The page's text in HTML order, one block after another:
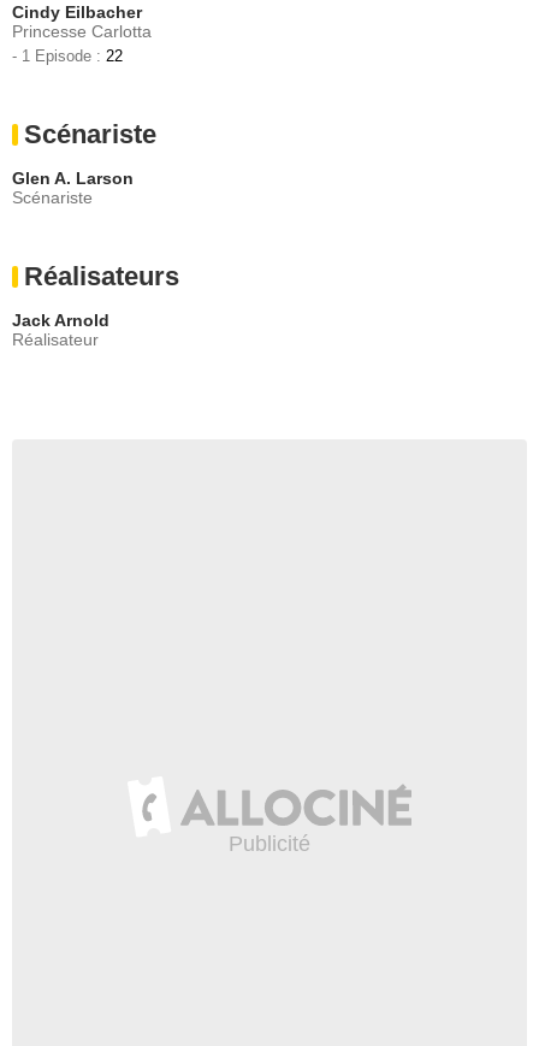
Cindy Eilbacher
Princesse Carlotta
- 1 Episode : 22
Scénariste
Glen A. Larson
Scénariste
Réalisateurs
Jack Arnold
Réalisateur